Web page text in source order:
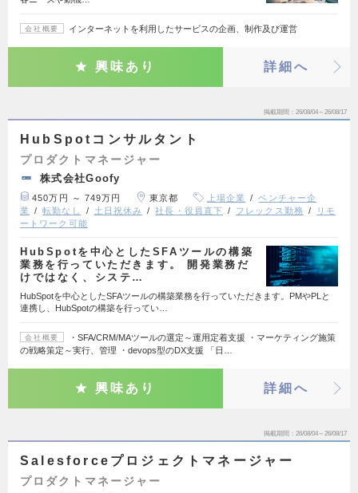
会社概要 インターネットを利用したサービスの企画、制作及び運営
興味あり 詳細へ
掲載期間 26/08/04～26/08/17
HubSpotコンサルタント
プロダクトマネージャー
株式会社Goofy
450万円 ～ 749万円 東京都 上場企業
ベンチャー企
業
転勤なし 土日祝休み 社長・役員直下 フレックス勤務
リモ
ートワーク可能
HubSpotを中心としたSFAツールの構築
業務を行っていただきます。 開発業務だ
けではなく、システ…
HubSpotを中心としたSFAツールの構築業務を行っていただきます。PMやPLと
連携し、HubSpotの構築を行ってい…
会社概要
・SFA/CRM/MAツールの選定～運用定着支援 ・マーケティング施策
の戦略策定～実行、管理 ・devops型のDX支援 「日…
興味あり 詳細へ
掲載期間 26/08/04～26/08/17
Salesforceプロジェクトマネージャー
プロダクトマネージャー